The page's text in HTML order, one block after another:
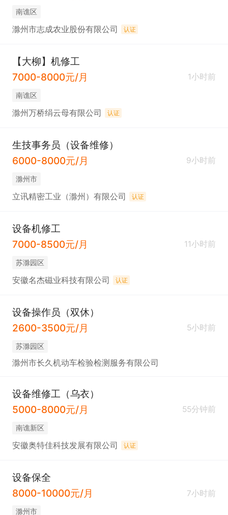
南谯区
滁州市志成农业股份有限公司 认证
【大柳】机修工
7000-8000元/月
1小时前
南谯区
滁州万桥绢云母有限公司 认证
生技事务员（设备维修）
6000-8000元/月
9小时前
滁州市
立讯精密工业（滁州）有限公司 认证
设备机修工
7000-8500元/月
11小时前
苏滁园区
安徽名杰磁业科技有限公司 认证
设备操作员（双休）
2600-3500元/月
5小时前
苏滁园区
滁州市长久机动车检验检测服务有限公司
设备维修工（乌衣）
5000-8000元/月
55分钟前
南谯新区
安徽奥特佳科技发展有限公司 认证
设备保全
8000-10000元/月
7小时前
滁州市